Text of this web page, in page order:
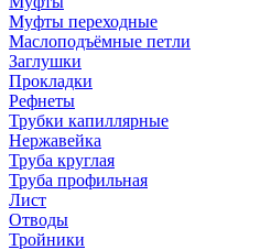
Муфты переходные
Маслоподъёмные петли
Заглушки
Прокладки
Рефнеты
Трубки капиллярные
Нержавейка
Труба круглая
Труба профильная
Лист
Отводы
Тройники